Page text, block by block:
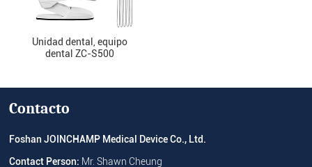
Unidad dental, equipo
dental ZC-S500
Contacto
Foshan JOINCHAMP Medical Device Co., Ltd.
Contact Person: Mr. Shawn Cheung